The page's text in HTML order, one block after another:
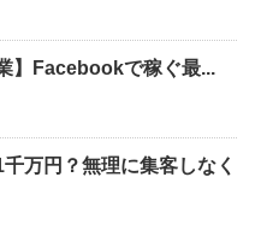
】Facebookで稼ぐ最...
万円？無理に集客しなく